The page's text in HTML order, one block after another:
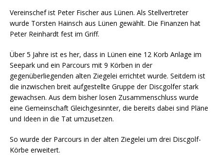
Vereinschef ist Peter Fischer aus Lünen. Als Stellvertreter
wurde Torsten Hainsch aus Lünen gewählt. Die Finanzen hat
Peter Reinhardt fest im Griff.
Über 5 Jahre ist es her, dass in Lünen eine 12 Korb Anlage im
Seepark und ein Parcours mit 9 Körben in der
gegenüberliegenden alten Ziegelei errichtet wurde. Seitdem ist
die inzwischen breit aufgestellte Gruppe der Discgolfer stark
gewachsen. Aus dem bisher losen Zusammenschluss wurde
eine Gemeinschaft Gleichgesinnter, die bereits dabei sind Pläne
und Ideen in die Tat umzusetzen.
So wurde der Parcours in der alten Ziegelei um drei Discgolf-
Körbe erweitert.